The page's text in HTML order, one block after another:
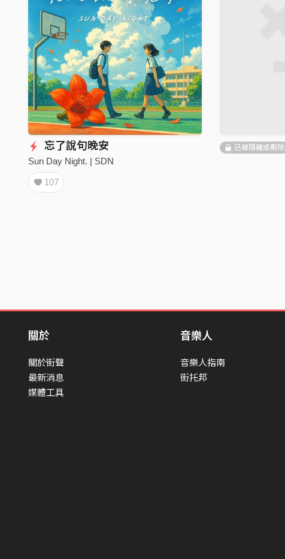
忘了說句晚安
Sun Day Night. | SDN
107
已被隱藏或刪除
關於
關於街聲
最新消息
媒體工具
音樂人
音樂人指南
街托邦